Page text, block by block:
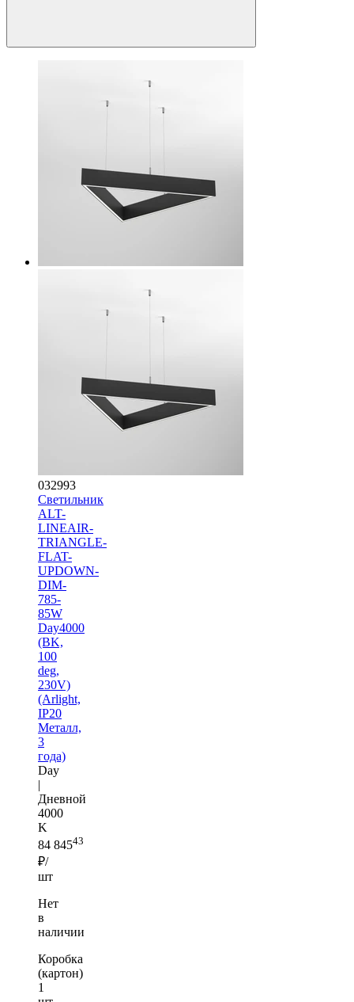
032993
Светильник
ALT-
LINEAIR-
TRIANGLE-
FLAT-
UPDOWN-
DIM-
785-
85W
Day4000
(BK,
100
deg,
230V)
(Arlight,
IP20
Металл,
3
года)
Day
|
Дневной
4000
K
84 84543
₽/
шт
Нет
в
наличии
Коробка
(картон)
1